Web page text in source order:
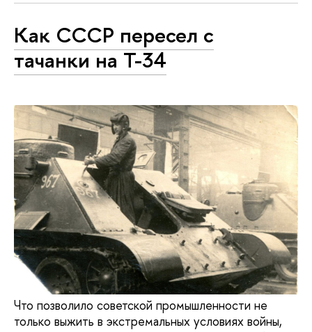
Как СССР пересел с
тачанки на Т-34
Что позволило советской промышленности не
только выжить в экстремальных условиях войны,